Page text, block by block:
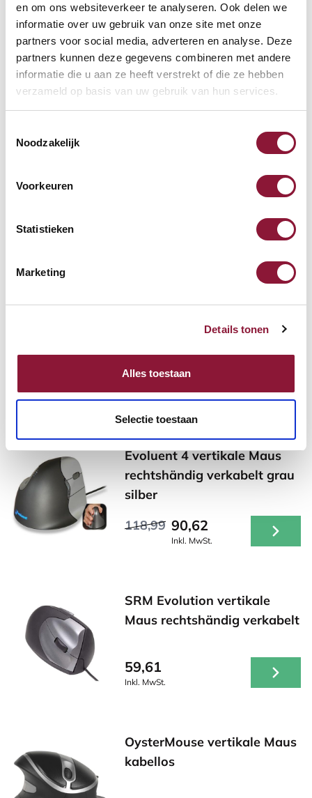
en om ons websiteverkeer te analyseren. Ook delen we
informatie over uw gebruik van onze site met onze
partners voor social media, adverteren en analyse. Deze
partners kunnen deze gegevens combineren met andere
informatie die u aan ze heeft verstrekt of die ze hebben
verzameld op basis van uw gebruik van hun services.
Noodzakelijk
Voorkeuren
Statistieken
Marketing
Details tonen
Alles toestaan
Selectie toestaan
68,71
Inkl. MwSt.
Roost V3 stand -
Laptopständer
Mauspad mit Gelfüllung
möglicherweise interessant sind!
Evoluent 4 vertikale Maus
rechtshändig verkabelt grau
silber
118,99 90,62
Inkl. MwSt.
SRM Evolution vertikale
Maus rechtshändig verkabelt
59,61
Inkl. MwSt.
OysterMouse vertikale Maus
kabellos